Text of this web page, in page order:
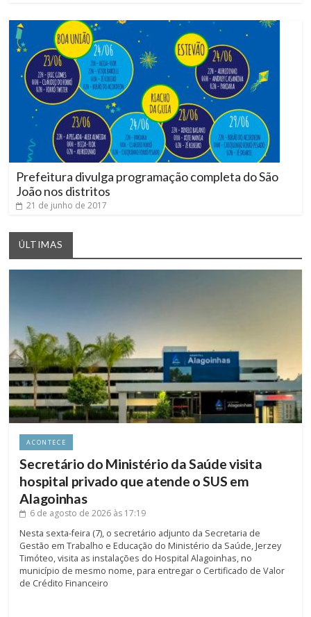
Prefeitura divulga programação completa do São
João nos distritos
21 de junho de 2017
ÚLTIMAS
ACONTECE
Secretário do Ministério da Saúde visita
hospital privado que atende o SUS em
Alagoinhas
6 de agosto de 2026 às 17:19
Nesta sexta-feira (7), o secretário adjunto da Secretaria de
Gestão em Trabalho e Educação do Ministério da Saúde, Jerzey
Timóteo, visita as instalações do Hospital Alagoinhas, no
município de mesmo nome, para entregar o Certificado de Valor
de Crédito Financeiro